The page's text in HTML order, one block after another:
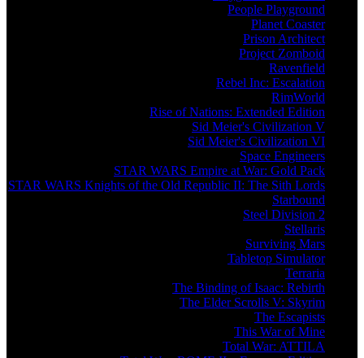
People Playground
Planet Coaster
Prison Architect
Project Zomboid
Ravenfield
Rebel Inc: Escalation
RimWorld
Rise of Nations: Extended Edition
Sid Meier's Civilization V
Sid Meier's Civilization VI
Space Engineers
STAR WARS Empire at War: Gold Pack
STAR WARS Knights of the Old Republic II: The Sith Lords
Starbound
Steel Division 2
Stellaris
Surviving Mars
Tabletop Simulator
Terraria
The Binding of Isaac: Rebirth
The Elder Scrolls V: Skyrim
The Escapists
This War of Mine
Total War: ATTILA